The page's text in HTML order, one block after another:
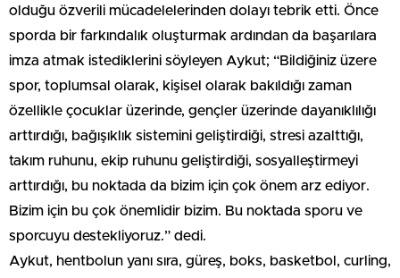
olduğu özverili mücadelelerinden dolayı tebrik etti. Önce
sporda bir farkındalık oluşturmak ardından da başarılara
imza atmak istediklerini söyleyen Aykut; “Bildiğiniz üzere
spor, toplumsal olarak, kişisel olarak bakıldığı zaman
özellikle çocuklar üzerinde, gençler üzerinde dayanıklılığı
arttırdığı, bağışıklık sistemini geliştirdiği, stresi azalttığı,
takım ruhunu, ekip ruhunu geliştirdiği, sosyalleştirmeyi
arttırdığı, bu noktada da bizim için çok önem arz ediyor.
Bizim için bu çok önemlidir bizim. Bu noktada sporu ve
sporcuyu destekliyoruz.” dedi.
Aykut, hentbolun yanı sıra, güreş, boks, basketbol, curling,